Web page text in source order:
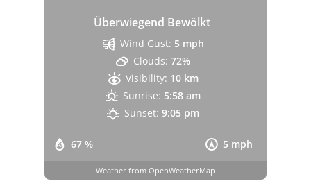
Überwiegend Bewölkt
67 % 5 mph
Wind Gust: 5 mph
Clouds: 72%
Visibility: 10 km
Sunrise: 5:58 am
Sunset: 9:05 pm
Weather from OpenWeatherMap